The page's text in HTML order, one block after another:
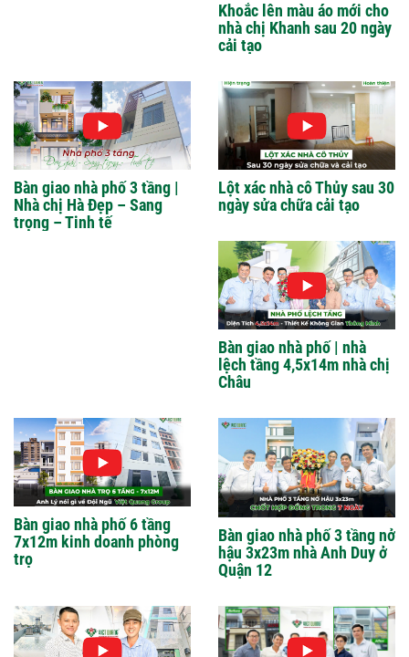
Khoắc lên màu áo mới cho
nhà chị Khanh sau 20 ngày
cải tạo
Bàn giao nhà phố 3 tầng |
Nhà chị Hà Đẹp – Sang
trọng – Tinh tế
Lột xác nhà cô Thủy sau 30
ngày sửa chữa cải tạo
Bàn giao nhà phố | nhà
lệch tầng 4,5x14m nhà chị
Châu
Bàn giao nhà phố 6 tầng
7x12m kinh doanh phòng
trọ
Bàn giao nhà phố 3 tầng nở
hậu 3x23m nhà Anh Duy ở
Quận 12